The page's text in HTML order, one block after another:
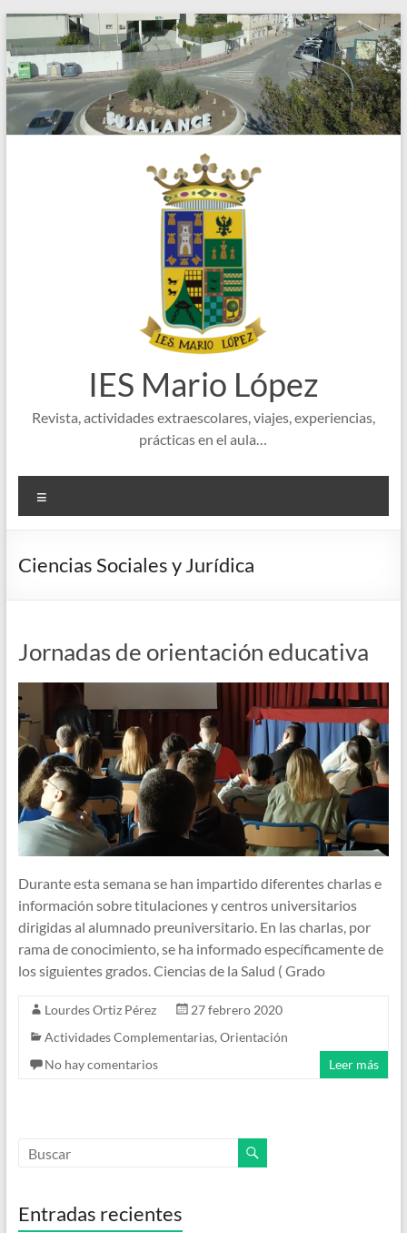
Saltar
al
contenido
IES Mario López
Revista, actividades extraescolares, viajes, experiencias,
prácticas en el aula…
Ciencias Sociales y Jurídica
Jornadas de orientación educativa
Durante esta semana se han impartido diferentes charlas e
información sobre titulaciones y centros universitarios
dirigidas al alumnado preuniversitario. En las charlas, por
rama de conocimiento, se ha informado específicamente de
los siguientes grados. Ciencias de la Salud ( Grado
Lourdes Ortiz Pérez
27 febrero 2020
Actividades Complementarias, Orientación
No hay comentarios
Leer más
Entradas recientes